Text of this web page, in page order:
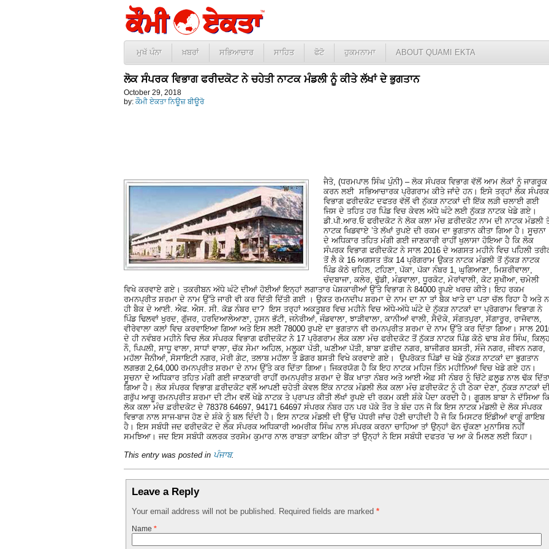
ਮੁਖੱ ਪੰਨਾ ਖ਼ਬਰਾਂ ਸਭਿਆਚਾਰ ਸਾਹਿਤ ਫੋਟੋ ਹੁਕਮਨਾਮਾ ABOUT QUAMI EKTA
ਲੋਕ ਸੰਪਰਕ ਵਿਭਾਗ ਫਰੀਦਕੋਟ ਨੇ ਚਹੇਤੀ ਨਾਟਕ ਮੰਡਲੀ ਨੂੰ ਕੀਤੇ ਲੱਖਾਂ ਦੇ ਭੁਗਤਾਨ
October 29, 2018
by: ਕੌਮੀ ਏਕਤਾ ਨਿਊਜ਼ ਬੀਊਰੋ
ਜੈਤੋ, (ਧਰਮਪਾਲ ਸਿੰਘ ਪੁੰਨੀ) – ਲੋਕ ਸੰਪਰਕ ਵਿਭਾਗ ਵੱਲੋਂ ਆਮ ਲੋਕਾਂ ਨੂੰ ਜਾਗਰੂਕ
ਕਰਨ ਲਈ ਸਭਿਆਚਾਰਕ ਪ੍ਰੋਗਰਾਮ ਕੀਤੇ ਜਾਂਦੇ ਹਨ। ਇਸੇ ਤਰ੍ਹਾਂ ਲੋਕ ਸੰਪਰਕ
ਵਿਭਾਗ ਫਰੀਦਕੋਟ ਦਫਤਰ ਵੱਲੋਂ ਵੀ ਨੁੱਕੜ ਨਾਟਕਾਂ ਦੀ ਇੱਕ ਲੜੀ ਚਲਾਈ ਗਈ
ਜਿਸ ਦੇ ਤਹਿਤ ਹਰ ਪਿੰਡ ਵਿਚ ਕੇਵਲ ਅੱਧੇ ਘੰਟੇ ਲਈ ਨੁੱਕੜ ਨਾਟਕ ਖੇਡੇ ਗਏ।
ਡੀ.ਪੀ.ਆਰ.ਓ ਫਰੀਦਕੋਟ ਨੇ ਲੋਕ ਕਲਾ ਮੰਚ ਫ਼ਰੀਦਕੋਟ ਨਾਮ ਦੀ ਨਾਟਕ ਮੰਡਲੀ
ਨਾਟਕ ਖਿਡਵਾਏ ’ਤੇ ਲੱਖਾਂ ਰੁਪਏ ਦੀ ਰਕਮ ਦਾ ਭੁਗਤਾਨ ਕੀਤਾ ਗਿਆ ਹੈ। ਸੂਚਨਾ
ਦੇ ਅਧਿਕਾਰ ਤਹਿਤ ਮੰਗੀ ਗਈ ਜਾਣਕਾਰੀ ਰਾਹੀਂ ਖੁਲਾਸਾ ਹੋਇਆ ਹੈ ਕਿ ਲੋਕ
ਸੰਪਰਕ ਵਿਭਾਗ ਫਰੀਦਕੋਟ ਨੇ ਸਾਲ 2016 ਦੇ ਅਗਸਤ ਮਹੀਨੇ ਵਿਚ ਪਹਿਲੀ
ਤੋਂ ਲੈ ਕੇ 16 ਅਗਸਤ ਤੱਕ 14 ਪ੍ਰੋਗਰਾਮ ਉਕਤ ਨਾਟਕ ਮੰਡਲੀ ਤੋਂ ਨੁੱਕੜ ਨਾਟਕ
ਪਿੰਡ ਕੋਠੇ ਚਹਿਲ, ਟਹਿਣਾ, ਪੱਕਾ, ਪੱਕਾ ਨੰਬਰ 1, ਘੁਗਿਆਣਾ, ਮਿਸ਼ਰੀਵਾਲਾ,
ਚੰਦਬਾਜਾ, ਕਲੇਰ, ਢੁੱਡੀ, ਮੰਡਵਾਲਾ, ਧੂਰਕੋਟ, ਮੋਰਾਂਵਾਲੀ, ਕੋਟ ਸੁਖੀਆ, ਚਮੇਲੀ
ਵਿਖੇ ਕਰਵਾਏ ਗਏ। ਤਕਰੀਬਨ ਅੱਧੇ ਘੰਟੇ ਦੀਆਂ ਹੋਈਆਂ ਇਨ੍ਹਾਂ ਲਗਾਤਾਰ ਪੇਸ਼ਕਾਰੀਆਂ ਉੱਤੇ ਵਿਭਾਗ ਨੇ 84000 ਰੁਪਏ ਖਰਚ ਕੀਤੇ। ਇਹ ਰਕਮ
ਰਮਨਪ੍ਰੀਤ ਸ਼ਰਮਾ ਦੇ ਨਾਮ ਉੱਤੇ ਜਾਰੀ ਵੀ ਕਰ ਦਿੱਤੀ ਦਿੱਤੀ ਗਈ । ਉਕਤ ਰਮਨਦੀਪ ਸ਼ਰਮਾ ਦੇ ਨਾਮ ਦਾ ਨਾ ਤਾਂ ਬੈਕ ਖਾਤੇ ਦਾ ਪਤਾ ਚੱਲ ਰਿਹਾ ਹੈ ਅਤੇ
ਹੀ ਬੈਕ ਦੇ ਆਈ. ਐਫ. ਐਸ. ਸੀ. ਕੋਡ ਨੰਬਰ ਦਾ? ਇਸ ਤਰ੍ਹਾਂ ਅਕਤੂਬਰ ਵਿਚ ਮਹੀਨੇ ਵਿਚ ਅੱਧੇ-ਅੱਧੇ ਘੰਟੇ ਦੇ ਨੁੱਕੜ ਨਾਟਕਾਂ ਦਾ ਪ੍ਰੋਗਰਾਮ ਵਿਭਾਗ ਨੇ
ਪਿੰਡ ਢਿਲਵਾਂ ਖੁਰਦ, ਗੁੱਜਰ, ਹਰਦਿਆਲੇਆਣਾ, ਹੁਸਨ ਭੱਟੀ, ਜਨੇਰੀਆਂ, ਜੰਡਵਾਲਾ, ਝਾੜੀਵਾਲਾ, ਕਾਨੀਆਂ ਵਾਲੀ, ਸੈਦੋਕੇ, ਸੰਗਤਪੁਰਾ, ਸੱਗਾਰੂਰ, ਰਾਜੋਵਾਲ,
ਵੀਰੇਵਾਲਾ ਕਲਾਂ ਵਿਚ ਕਰਵਾਇਆ ਗਿਆ ਅਤੇ ਇਸ ਲਈ 78000 ਰੁਪਏ ਦਾ ਭੁਗਤਾਨ ਵੀ ਰਮਨਪ੍ਰੀਤ ਸ਼ਰਮਾ ਦੇ ਨਾਮ ਉੱਤੇ ਕਰ ਦਿੱਤਾ ਗਿਆ। ਸਾਲ
ਦੇ ਹੀ ਨਵੰਬਰ ਮਹੀਨੇ ਵਿਚ ਲੋਕ ਸੰਪਰਕ ਵਿਭਾਗ ਫਰੀਦਕੋਟ ਨੇ 17 ਪ੍ਰੋਗਰਾਮ ਲੋਕ ਕਲਾ ਮੰਚ ਫਰੀਦਕੋਟ ਤੋਂ ਨੁੱਕੜ ਨਾਟਕ ਪਿੰਡ ਕੋਠੇ ਢਾਬ ਸ਼ੇਰ ਸਿੰਘ,
ਨੌ, ਪਿਪਲੀ, ਸਾਧੂ ਵਾਲਾ, ਸਾਧਾਂ ਵਾਲਾ, ਚੱਕ ਸੇਮਾ ਅਹਿਲ, ਮਲੂਕਾ ਪੱਤੀ, ਘਣੀਆ ਪੱਤੀ, ਬਾਬਾ ਫ਼ਰੀਦ ਨਗਰ, ਬਾਜੀਗਰ ਬਸਤੀ, ਸੰਜੇ ਨਗਰ, ਜੀਵਨ ਨਗਰ,
ਮਹੱਲਾ ਜੈਨੀਆਂ, ਸੋਸਾਇਟੀ ਨਗਰ, ਮੋਰੀ ਗੇਟ, ਤਲਾਬ ਮਹੱਲਾ ਤੇ ਡੋਗਰ ਬਸਤੀ ਵਿਖੇ ਕਰਵਾਏ ਗਏ। ਉਪਰੋਕਤ ਪਿੰਡਾਂ ਚ ਖੇਡੇ ਨੁੱਕੜ ਨਾਟਕਾਂ ਦਾ ਭੁਗਤਾਨ
ਲਗਭਗ 2,64,000 ਰਮਨਪ੍ਰੀਤ ਸ਼ਰਮਾ ਦੇ ਨਾਮ ਉੱਤੇ ਕਰ ਦਿੱਤਾ ਗਿਆ। ਜਿਕਰਯੋਗ ਹੈ ਕਿ ਇਹ ਨਾਟਕ ਮਹਿਜ ਤਿੰਨ ਮਹੀਨਿਆਂ ਵਿਚ ਖੇਡੇ ਗਏ ਹਨ।
ਸੂਚਨਾ ਦੇ ਅਧਿਕਾਰ ਤਹਿਤ ਮੰਗੀ ਗਈ ਜਾਣਕਾਰੀ ਰਾਹੀਂ ਰਮਨਪ੍ਰੀਤ ਸ਼ਰਮਾ ਦੇ ਬੈਂਕ ਖਾਤਾ ਨੰਬਰ ਅਤੇ ਆਈ ਐਫ਼ ਸੀ ਨੰਬਰ ਨੂੰ ਚਿੱਟੇ ਫ਼ਲੂਡ ਨਾਲ ਢੱਕ
ਗਿਆ ਹੈ। ਲੋਕ ਸੰਪਰਕ ਵਿਭਾਗ ਫ਼ਰੀਦਕੋਟ ਵਲੋਂ ਆਪਣੀ ਚਹੇਤੀ ਕੇਵਲ ਇੱਕ ਨਾਟਕ ਮੰਡਲੀ ਲੋਕ ਕਲਾ ਮੰਚ ਫ਼ਰੀਦਕੋਟ ਨੂੰ ਹੀ ਠੇਕਾ ਦੇਣਾ, ਨੁੱਕੜ ਨਾਟਕਾਂ
ਗਰੁੱਪ ਆਗੂ ਰਮਨਪ੍ਰੀਤ ਸ਼ਰਮਾ ਦੀ ਟੀਮ ਵਲੋਂ ਖੇਡੇ ਨਾਟਕ ਤੇ ਪ੍ਰਾਪਤ ਕੀਤੀ ਲੱਖਾਂ ਰੁਪਏ ਦੀ ਰਕਮ ਕਈ ਸ਼ੰਕੇ ਪੈਦਾ ਕਰਦੀ ਹੈ। ਗੂਗਲ ਬਾਬਾ ਨੇ ਦੱਸਿਆ
ਲੋਕ ਕਲਾ ਮੰਚ ਫ਼ਰੀਦਕੋਟ ਦੇ 78378 64697, 94171 64697 ਸੰਪਰਕ ਨੰਬਰ ਹਨ ਪਰ ਪੱਕੇ ਤੌਰ ਤੇ ਬੰਦ ਹਨ ਜੋ ਕਿ ਇਸ ਨਾਟਕ ਮੰਡਲੀ ਦੇ ਲੋਕ ਸੰਪਰਕ
ਵਿਭਾਗ ਨਾਲ ਸਾਜ-ਬਾਜ ਹੋਣ ਦੇ ਸ਼ੰਕੇ ਨੂੰ ਬਲ ਦਿੰਦੀ ਹੈ। ਇਸ ਨਾਟਕ ਮੰਡਲੀ ਦੀ ਉੱਚ ਪੱਧਰੀ ਜਾਂਚ ਹੋਣੀ ਚਾਹੀਦੀ ਹੈ ਜੋ ਕਿ ਮਿਸਟਰ ਇੰਡੀਆਂ ਵਾਗੂੰ ਗਾਇਬ
ਹੈ। ਇਸ ਸਬੰਧੀ ਜਦ ਫਰੀਦਕੋਟ ਦੇ ਲੋਕ ਸੰਪਰਕ ਅਧਿਕਾਰੀ ਅਮਰੀਕ ਸਿੰਘ ਨਾਲ ਸੰਪਰਕ ਕਰਨਾ ਚਾਹਿਆ ਤਾਂ ਉਨ੍ਹਾਂ ਫੋਨ ਚੁੱਕਣਾ ਮੁਨਾਸਿਬ ਨਹੀਂ
ਸਮਝਿਆ। ਜਦ ਇਸ ਸਬੰਧੀ ਕਲਰਕ ਤਰਸੇਮ ਕੁਮਾਰ ਨਾਲ ਰਾਬਤਾ ਕਾਇਮ ਕੀਤਾ ਤਾਂ ਉਨ੍ਹਾਂ ਨੇ ਇਸ ਸਬੰਧੀ ਦਫਤਰ ’ਚ ਆ ਕੇ ਮਿਲਣ ਲਈ ਕਿਹਾ।
This entry was posted in ਪੰਜਾਬ.
Leave a Reply
Your email address will not be published. Required fields are marked *
Name *